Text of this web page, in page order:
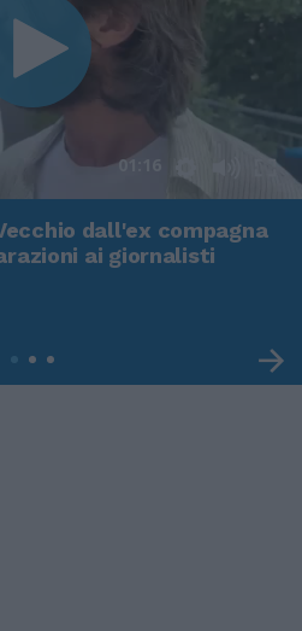
01:16
dall'ex compagna
ai giornalisti